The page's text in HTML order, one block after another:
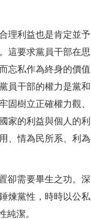
理利益也是肯定並予
這要求黨員干部在思
忘私作為終身的價值
員干部的權力是黨和
固樹立正確權力觀、
家的利益與個人的利
、情為民所系、利為
卻需要畢生之功。深
煉黨性，時時以公私
純潔。